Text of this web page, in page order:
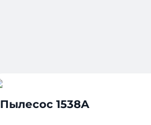
Пылесос 1538A